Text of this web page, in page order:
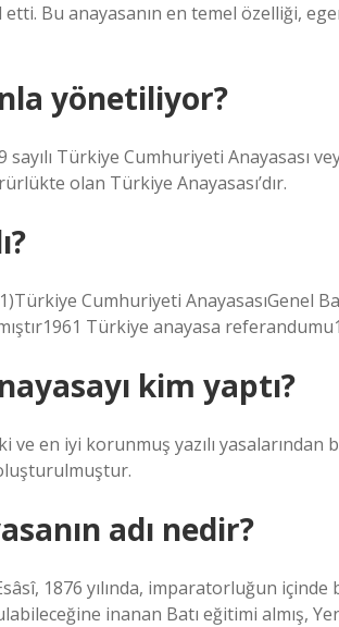
Bu anayasanın en temel özelliği,
yönetiliyor?
Türkiye Cumhuriyeti Anayasası
olan Türkiye Anayasası’dır.
Cumhuriyeti AnayasasıGenel
Türkiye anayasa
kim yaptı?
en iyi korunmuş yazılı yasalarından
adı nedir?
1876 yılında, imparatorluğun
inanan Batı eğitimi almış,